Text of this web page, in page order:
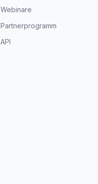
Webinare
Partnerprogramm
API